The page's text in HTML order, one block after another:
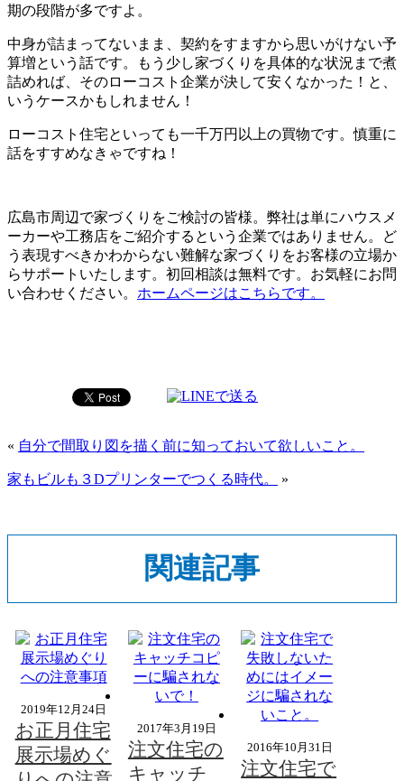
期の段階が多ですよ。
中身が詰まってないまま、契約をすますから思いがけない予
算増という話です。もう少し家づくりを具体的な状況まで煮
詰めれば、そのローコスト企業が決して安くなかった！と、
いうケースかもしれません！
ローコスト住宅といっても一千万円以上の買物です。慎重に
話をすすめなきゃですね！
広島市周辺で家づくりをご検討の皆様。弊社は単にハウスメ
ーカーや工務店をご紹介するという企業ではありません。ど
う表現すべきかわからない難解な家づくりをお客様の立場か
らサポートいたします。初回相談は無料です。お気軽にお問
い合わせください。 ホームページはこちらです。
« 自分で間取り図を描く前に知っておいて欲しいこと。
家もビルも３Dプリンターでつくる時代。 »
関連記事
2019年12月24日
お正月住宅
展示場めぐ
2017年3月19日
注文住宅の
キャッチ
2016年10月31日
注文住宅で